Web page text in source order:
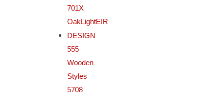
701X
OakLightEIR
DESIGN
555
Wooden
Styles
5708